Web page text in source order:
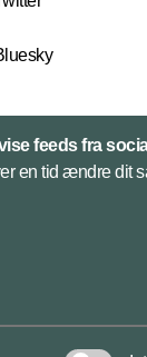
feeds fra
en tid ændre dit